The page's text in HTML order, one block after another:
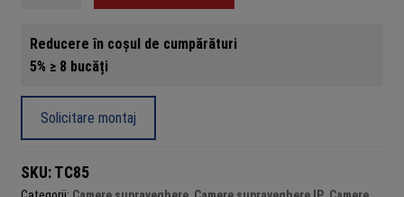
wireless
interior/exterior
TP-
Link
TC85,
2K
Reducere în coșul de cumpărături
5% ≥ 8 bucăți
Solicitare montaj
SKU: TC85